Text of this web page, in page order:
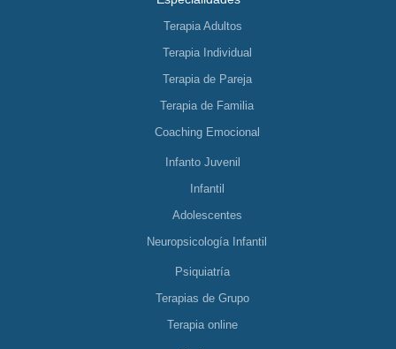
Terapia Adultos
Terapia Individual
Terapia de Pareja
Terapia de Familia
Coaching Emocional
Infanto Juvenil
Infantil
Adolescentes
Neuropsicología Infantil
Psiquiatría
Terapias de Grupo
Terapia online